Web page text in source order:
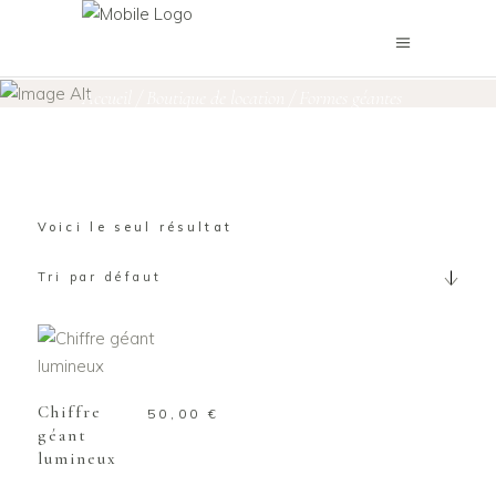
Accueil
Voici le seul résultat
Tri par défaut
CHOIX DES
Chiffre
géant
lumineux
50,00€